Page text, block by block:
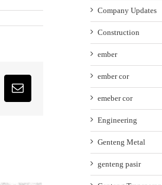
Email
Company Updates
Construction
ember
ember cor
emeber cor
Engineering
Genteng Metal
genteng pasir